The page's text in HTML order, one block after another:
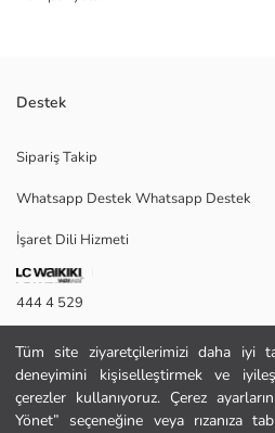
Tüm site ziyaretçilerimizi daha iyi
deneyimini kişiselleştirmek ve
çerezler kullanıyoruz. Çerez
Yönet” seçeneğine veya rızanıza
patlamasının en kaliteli siyah ağaçlarla
ile kendinizi oldukça ferah ve taze
Satıcı:
Marka:
Cinsiyet:
Hacim:
Koku Tipi:
Destek
Sipariş Takip
Whatsapp Destek Whatsapp Destek
İşaret Dili Hizmeti
444 4 529
İletişim Formu
444 4 529